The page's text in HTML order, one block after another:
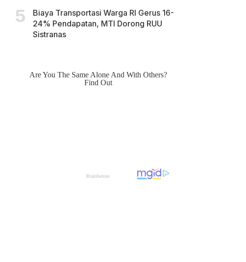
Biaya Transportasi Warga RI Gerus 16-
24% Pendapatan, MTI Dorong RUU
Sistranas